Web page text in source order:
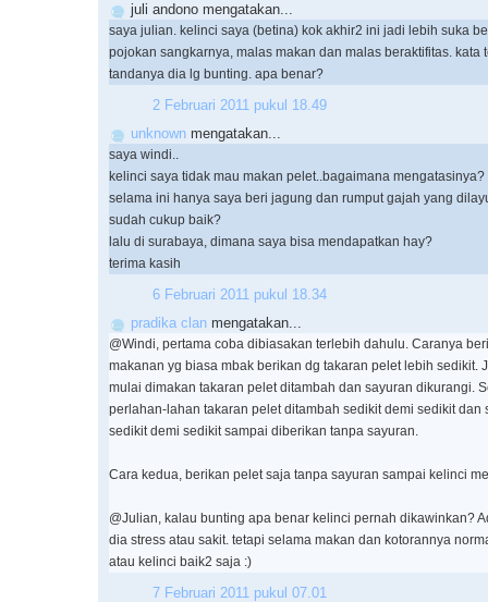
juli andono mengatakan...
saya julian. kelinci saya (betina) kok akhir2 ini jadi lebih suka
pojokan sangkarnya, malas makan dan malas beraktifitas. kata
tandanya dia lg bunting. apa benar?
2 Februari 2011 pukul 18.49
unknown mengatakan...
saya windi..
kelinci saya tidak mau makan pelet..bagaimana mengatasinya?
selama ini hanya saya beri jagung dan rumput gajah yang
sudah cukup baik?
lalu di surabaya, dimana saya bisa mendapatkan hay?
terima kasih
6 Februari 2011 pukul 18.34
pradika clan mengatakan...
@Windi, pertama coba dibiasakan terlebih dahulu. Caranya
makanan yg biasa mbak berikan dg takaran pelet lebih sedikit.
mulai dimakan takaran pelet ditambah dan sayuran dikurangi.
perlahan-lahan takaran pelet ditambah sedikit demi sedikit dan
sedikit demi sedikit sampai diberikan tanpa sayuran.
Cara kedua, berikan pelet saja tanpa sayuran sampai kelinci
@Julian, kalau bunting apa benar kelinci pernah dikawinkan?
dia stress atau sakit. tetapi selama makan dan kotorannya
atau kelinci baik2 saja :)
7 Februari 2011 pukul 07.01